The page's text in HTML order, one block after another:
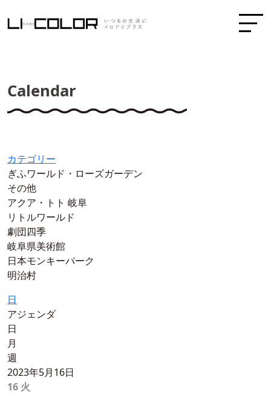
Calendar
カテゴリー
ぎふワールド・ローズガーデン
その他
アクア・トト 岐阜
リトルワールド
劇団四季
岐阜県美術館
日本モンキーパーク
明治村
日
アジェンダ
日
月
週
2023年5月16日
16 火